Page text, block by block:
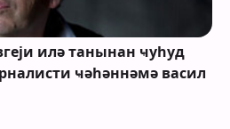
илә танынан ҹуһуд
ҹәһәннәмә васил